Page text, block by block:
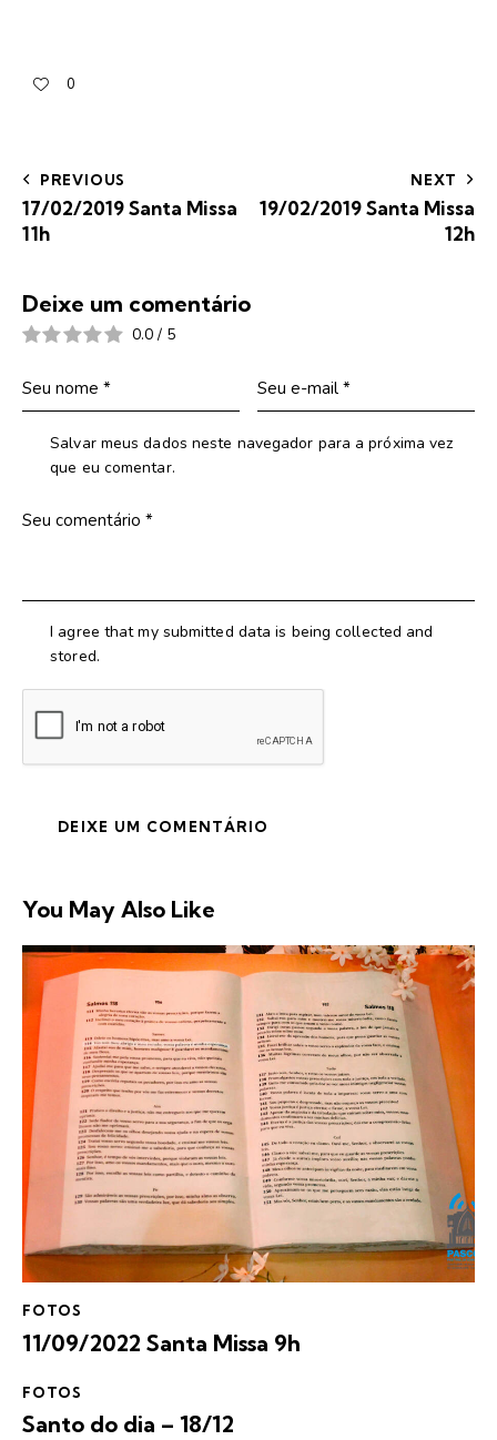
0
PREVIOUS
17/02/2019 Santa Missa
11h
NEXT
19/02/2019 Santa Missa
12h
Deixe um comentário
0.0 / 5
Salvar meus dados neste navegador para a próxima vez
que eu comentar.
I agree that my submitted data is being collected and
stored.
You May Also Like
FOTOS
11/09/2022 Santa Missa 9h
FOTOS
Santo do dia – 18/12